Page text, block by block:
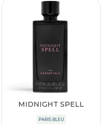
MIDNIGHT SPELL
PARIS BLEU